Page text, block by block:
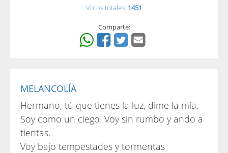
Votos totales: 1451
Comparte:
MELANCOLÍA
Hermano, tú que tienes la luz, dime la mía.
Soy como un ciego. Voy sin rumbo y ando a
tientas.
Voy bajo tempestades y tormentas